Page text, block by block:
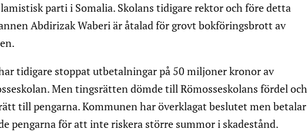
parti i Somalia. Skolans tidigare rektor och före detta
Abdirizak Waberi är åtalad för grovt bokföringsbrott av
tidigare stoppat utbetalningar på 50 miljoner kronor av
Men tingsrätten dömde till Römosseskolans fördel och
till pengarna. Kommunen har överklagat beslutet men betalar
pengarna för att inte riskera större summor i skadestånd.